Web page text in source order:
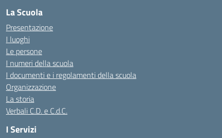
La Scuola
Presentazione
I luoghi
Le persone
I numeri della scuola
I documenti e i regolamenti della scuola
Organizzazione
La storia
Verbali C.D. e C.d.C.
I Servizi